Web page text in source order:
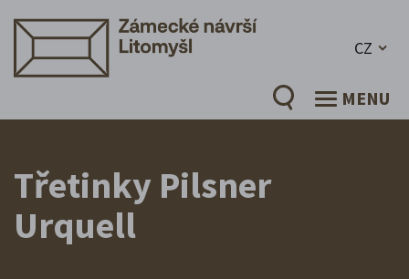
CZ
MENU
Třetinky Pilsner
Urquell